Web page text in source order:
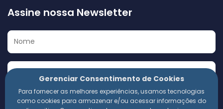
Assine nossa Newsletter
Eu concordo em receber a Newsletter e outros materiais
informativos da 360 Compliance. Estou ciente de que
Gerenciar Consentimento de Cookies
Para fornecer as melhores experiências, usamos tecnologias
como cookies para armazenar e/ou acessar informações do